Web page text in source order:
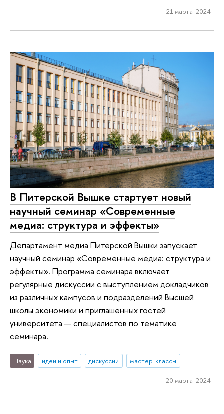
21 марта 2024
В Питерской Вышке стартует новый
научный семинар «Современные
медиа: структура и эффекты»
Департамент медиа Питерской Вышки запускает
научный семинар «Современные медиа: структура и
эффекты». Программа семинара включает
регулярные дискуссии с выступлением докладчиков
из различных кампусов и подразделений Высшей
школы экономики и приглашенных гостей
университета — специалистов по тематике
семинара.
Наука идеи и опыт дискуссии мастер-классы
20 марта 2024